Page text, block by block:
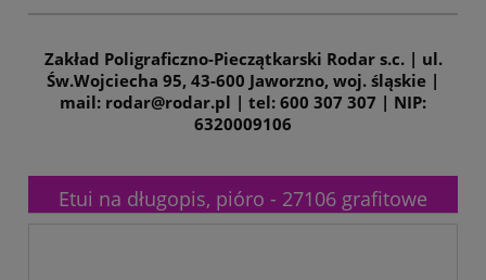
Zakład Poligraficzno-Pieczątkarski Rodar s.c. | ul.
Św.Wojciecha 95, 43-600 Jaworzno, woj. śląskie |
mail: rodar@rodar.pl | tel: 600 307 307 | NIP:
6320009106
Etui na długopis, pióro - 27106 grafitowe